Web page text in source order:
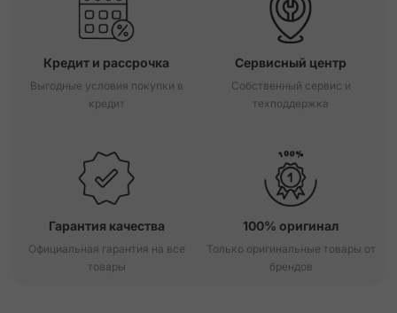
Кредит и рассрочка
Выгодные условия покупки в
кредит
Сервисный центр
Собственный сервис и
техподдержка
Гарантия качества
Официальная гарантия на все
товары
100% оригинал
Только оригинальные товары от
брендов